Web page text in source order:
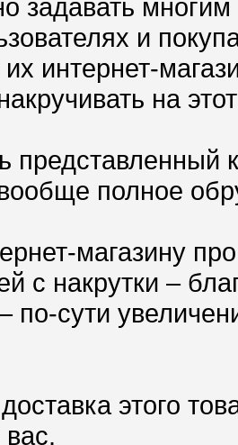
задавать
и
интернет-
на
полное
магазину
с накрутки –
по-сути
этого